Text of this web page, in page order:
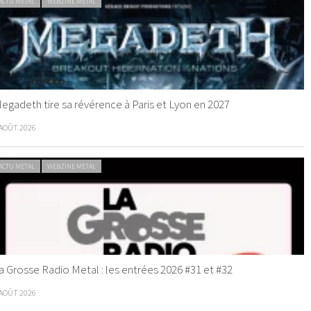
tire sa révérence à Paris et Lyon en 2027
2026
METAL WEBZINE METAL
Grosse Radio Metal : les entrées 2026 #31 et #32
2026